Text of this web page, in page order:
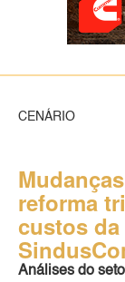
CENÁRIO
reforma
custos
Análises do